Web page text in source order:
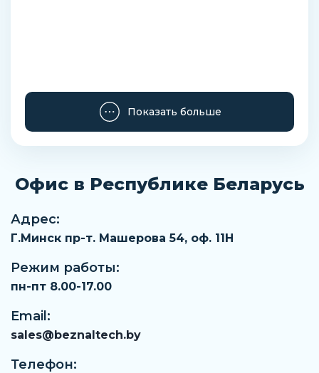
Показать больше
Офис в Республике Беларусь
Адрес:
Г.Минск пр-т. Машерова 54, оф. 11H
Режим работы:
пн-пт 8.00-17.00
Email:
sales@beznaltech.by
Телефон: